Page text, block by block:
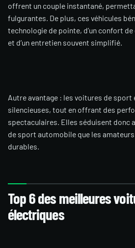
offrent un couple instantané,
fulgurantes. De plus, ces véhicules
technologie de pointe, d’un confort
et d’un entretien souvent simplifié.
Autre avantage : les voitures de
silencieuses, tout en offrant des
spectaculaires. Elles séduisent donc
de sport automobile que les
durables.
Top 6 des meilleures
électriques